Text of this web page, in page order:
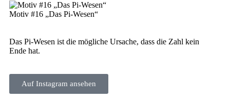
Motiv #16 „Das Pi-Wesen“
Das Pi-Wesen ist die mög­li­che Ursa­che, dass die Zahl kein
Ende hat.
Auf Insta­gram ansehen